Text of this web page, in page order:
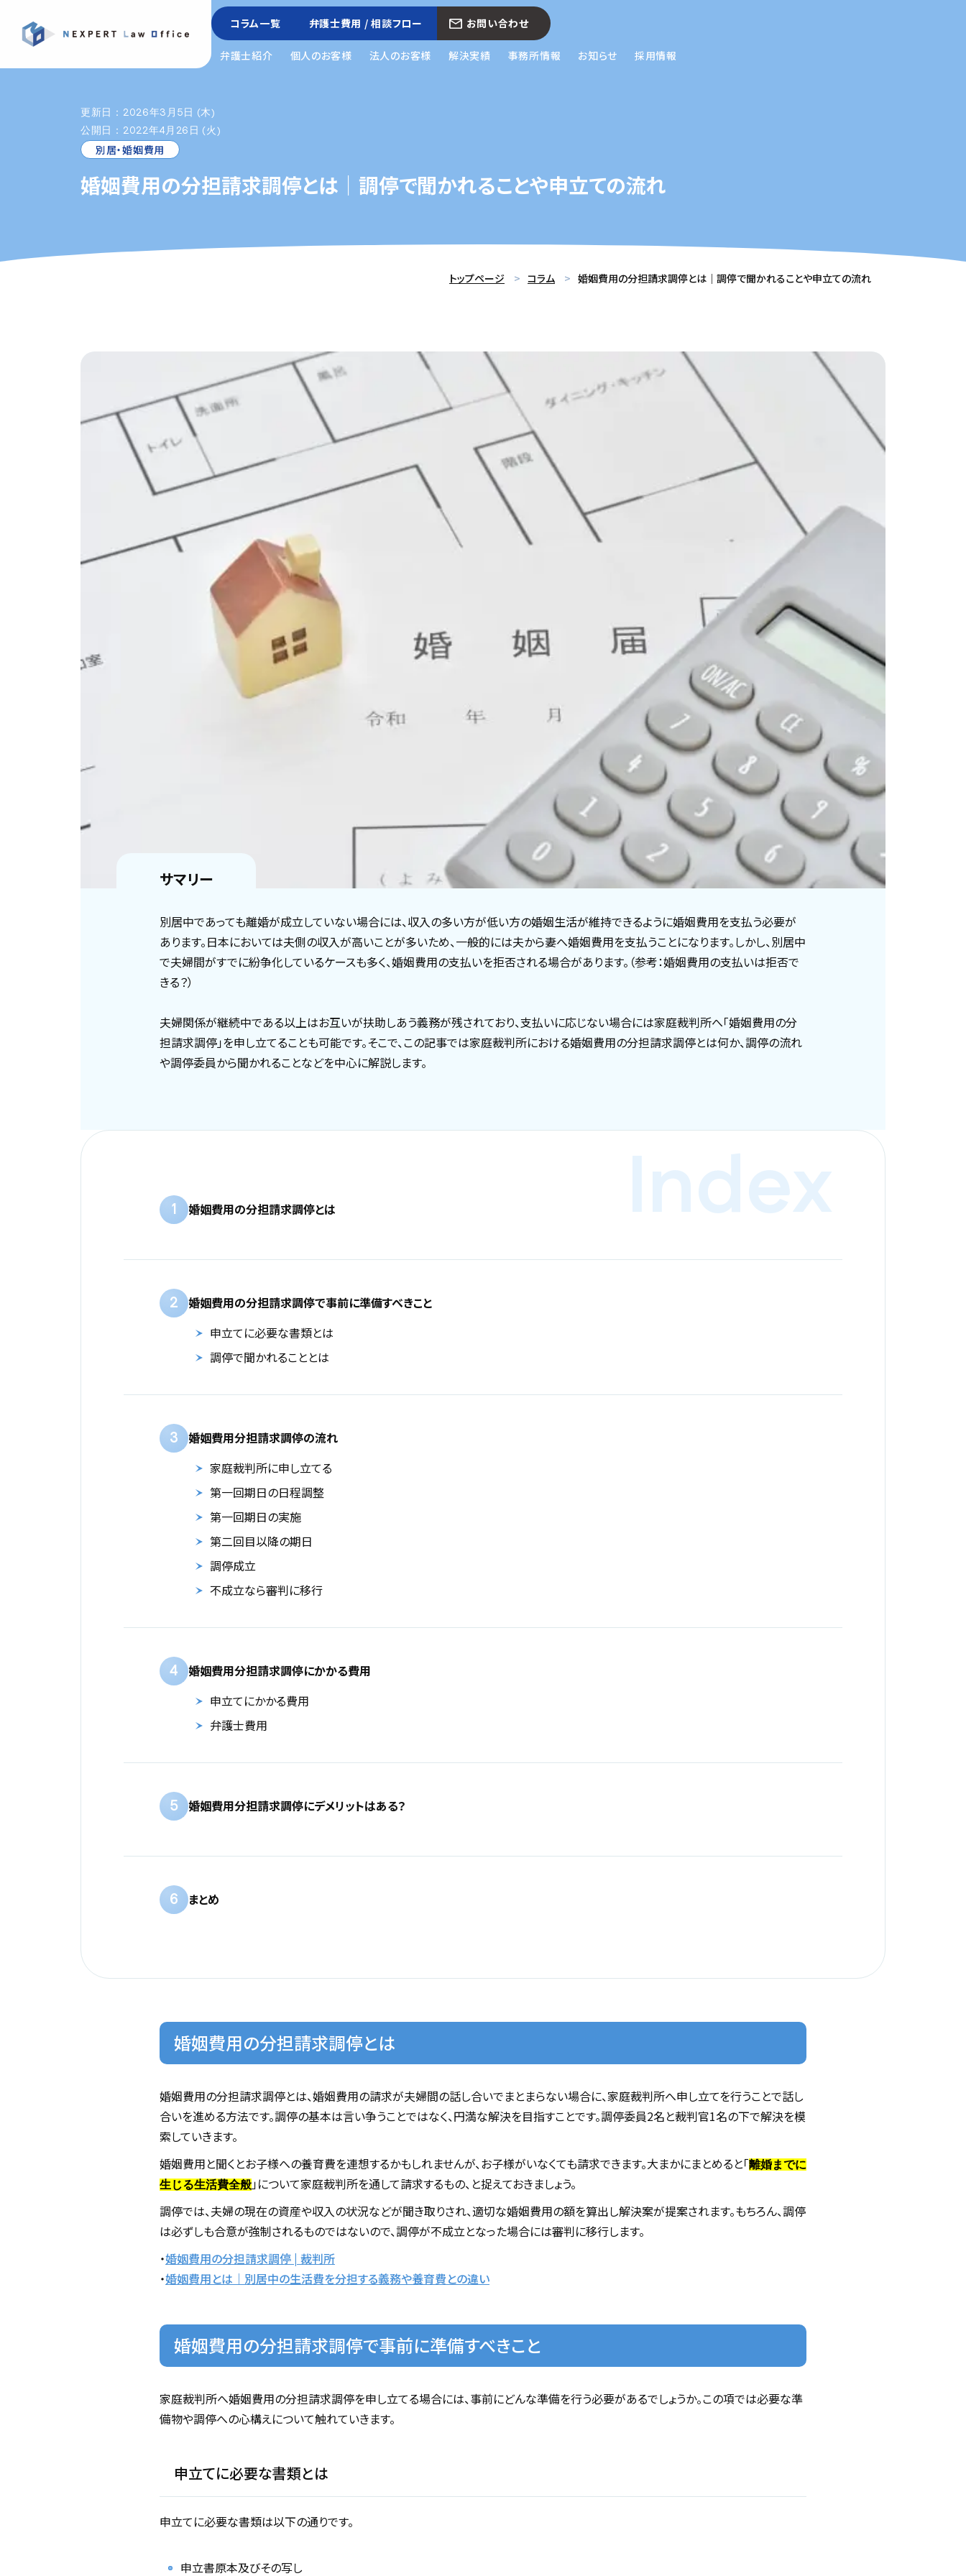
コラム一覧 弁護士費用 / 相談フロー お問い合わせ
弁護士紹介 個人のお客様 法人のお客様 解決実績 事務所情報 お知らせ 採用情報
更新日：2026年3月5日 (木)
公開日：2022年4月26日 (火)
別居・婚姻費用
婚姻費用の分担請求調停とは｜調停で聞かれることや申立ての流れ
トップページ コラム 婚姻費用の分担請求調停とは｜調停で聞かれることや申立ての流れ
サマリー
別居中であっても離婚が成立していない場合には、収入の多い方が低い方の婚姻生活が維持できるように婚姻費用を支払う必要が
あります。日本においては夫側の収入が高いことが多いため、一般的には夫から妻へ婚姻費用を支払うことになります。しかし、別居中
で夫婦間がすでに紛争化しているケースも多く、婚姻費用の支払いを拒否される場合があります。（参考：婚姻費用の支払いは拒否で
きる？）
夫婦関係が継続中である以上はお互いが扶助しあう義務が残されており、支払いに応じない場合には家庭裁判所へ「婚姻費用の分
担請求調停」を申し立てることも可能です。そこで、この記事では家庭裁判所における婚姻費用の分担請求調停とは何か、調停の流れ
や調停委員から聞かれることなどを中心に解説します。
1 婚姻費用の分担請求調停とは
2
婚姻費用の分担請求調停で事前に準備すべきこと
申立てに必要な書類とは
調停で聞かれることとは
3
婚姻費用分担請求調停の流れ
家庭裁判所に申し立てる
第一回期日の日程調整
第一回期日の実施
第二回目以降の期日
調停成立
不成立なら審判に移行
4
婚姻費用分担請求調停にかかる費用
申立てにかかる費用
弁護士費用
5 婚姻費用分担請求調停にデメリットはある？
6 まとめ
婚姻費用の分担請求調停とは
婚姻費用の分担請求調停とは、婚姻費用の請求が夫婦間の話し合いでまとまらない場合に、家庭裁判所へ申し立てを行うことで話し
合いを進める方法です。調停の基本は言い争うことではなく、円満な解決を目指すことです。調停委員2名と裁判官1名の下で解決を模
索していきます。
婚姻費用と聞くとお子様への養育費を連想するかもしれませんが、お子様がいなくても請求できます。大まかにまとめると「離婚までに
生じる生活費全般」について家庭裁判所を通して請求するもの、と捉えておきましょう。
調停では、夫婦の現在の資産や収入の状況などが聞き取りされ、適切な婚姻費用の額を算出し解決案が提案されます。もちろん、調停
は必ずしも合意が強制されるものではないので、調停が不成立となった場合には審判に移行します。
・婚姻費用の分担請求調停 | 裁判所
・婚姻費用とは｜別居中の生活費を分担する義務や養育費との違い
婚姻費用の分担請求調停で事前に準備すべきこと
家庭裁判所へ婚姻費用の分担請求調停を申し立てる場合には、事前にどんな準備を行う必要があるでしょうか。この項では必要な準
備物や調停への心構えについて触れていきます。
申立てに必要な書類とは
申立てに必要な書類は以下の通りです。
申立書原本及びその写し